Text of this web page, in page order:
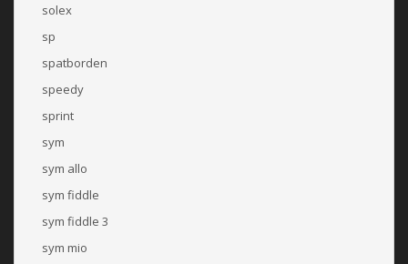
solex
sp
spatborden
speedy
sprint
sym
sym allo
sym fiddle
sym fiddle 3
sym mio